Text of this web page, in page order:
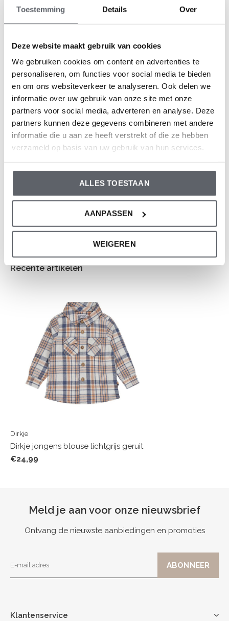
Toestemming Details Over
Deze website maakt gebruik van cookies
We gebruiken cookies om content en advertenties te
personaliseren, om functies voor social media te bieden
en om ons websiteverkeer te analyseren. Ook delen we
informatie over uw gebruik van onze site met onze
partners voor social media, adverteren en analyse. Deze
partners kunnen deze gegevens combineren met andere
informatie die u aan ze heeft verstrekt of die ze hebben
verzameld op basis van uw gebruik van hun services.
ALLES TOESTAAN
AANPASSEN
WEIGEREN
Seizoen: Autumn/Winter 2025
Thema: 05 Boys woodland
Babykleding (44-86)
Kleur: Light grey
Samenstelling: 100% Cotton
Artikelnummer: O56724-35
je toch nog, klik danhiervoor onze maattabel.
0/ 5
Recente artikelen
Dirkje
Dirkje jongens blouse lichtgrijs geruit
€24,99
Meld je aan voor onze nieuwsbrief
Ontvang de nieuwste aanbiedingen en promoties
Klantenservice